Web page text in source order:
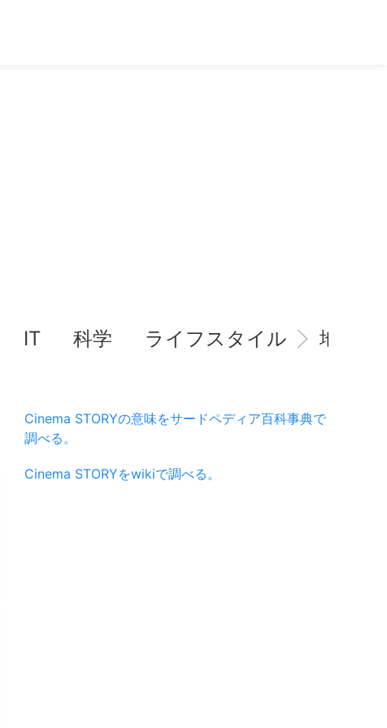
IT 科学 ライフスタイル 地域情
Cinema STORYの意味をサードペディア百科事典で
調べる。
Cinema STORYをwikiで調べる。